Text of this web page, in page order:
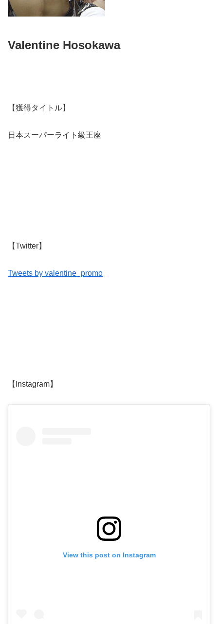
Valentine Hosokawa
【獲得タイトル】
日本スーパーライト級王座
【Twitter】
Tweets by valentine_promo
【Instagram】
View this post on Instagram